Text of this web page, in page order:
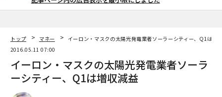
トップ マネー
イーロン・マスクの太陽光発電業者ソーラーシティー、Q1は増
2016.05.11 07:00
イーロン・マスクの太陽光発電業者ソーラ
ーシティー、Q1は増収減益